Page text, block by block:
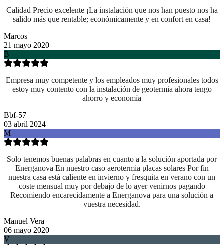
Calidad Precio excelente ¡La instalación que nos han puesto nos ha
salido más que rentable; económicamente y en confort en casa!
Marcos
21 mayo 2020
B
Empresa muy competente y los empleados muy profesionales todos
estoy muy contento con la instalación de geotermia ahora tengo
ahorro y economía
Bbf-57
03 abril 2024
M
Solo tenemos buenas palabras en cuanto a la solución aportada por
Energanova En nuestro caso aerotermia placas solares Por fin
nuestra casa está caliente en invierno y fresquita en verano con un
coste mensual muy por debajo de lo ayer venirnos pagando
Recomiendo encarecidamente a Energanova para una solución a
vuestra necesidad.
Manuel Vera
06 mayo 2020
V